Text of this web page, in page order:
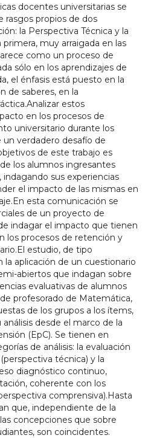
docentes universitarias se
rasgos propios de dos
la Perspectiva Técnica y la
muy arraigada en las
como un proceso de
sólo en los aprendizajes de
el énfasis está puesto en la
de saberes, en la
estos
en los procesos de
universitario durante los
verdadero desafío de
de este trabajo es
los alumnos ingresantes
sus experiencias
el impacto de las mismas en
esta comunicación se
de un proyecto de
indagar el impacto que tienen
los procesos de retención y
estudio, de tipo
la aplicación de un cuestionario
abiertos que indagan sobre
evaluativas de alumnos
profesorado de Matemática,
de los grupos a los ítems,
desde el marco de la
(EpC). Se tienen en
de análisis: la evaluación
técnica) y la
diagnóstico continuo,
coherente con los
comprensiva).Hasta
que, independiente de la
concepciones que sobre
son coincidentes.